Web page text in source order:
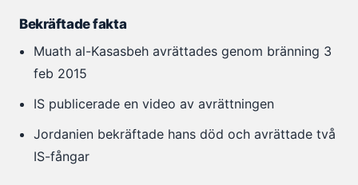
Bekräftade fakta
Muath al-Kasasbeh avrättades genom bränning 3
feb 2015
IS publicerade en video av avrättningen
Jordanien bekräftade hans död och avrättade två
IS-fångar